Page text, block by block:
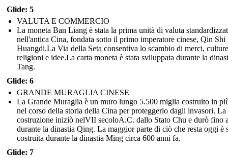
Glide: 5
VALUTA E COMMERCIO
La moneta Ban Liang è stata la prima unità di valuta
nell'antica Cina, fondata sotto il primo imperatore cinese, Qin Shi
Huangdi.La Via della Seta consentiva lo scambio di merci,
religioni e idee.La carta moneta è stata sviluppata durante la
Tang.
Glide: 6
GRANDE MURAGLIA CINESE
La Grande Muraglia è un muro lungo 5.500 miglia costruito in
nel corso della storia della Cina per proteggerlo dagli invasori. La
costruzione iniziò nelVII secoloA.C. dallo Stato Chu e durò fino
durante la dinastia Qing. La maggior parte di ciò che resta oggi è
costruita durante la dinastia Ming circa 600 anni fa.
Glide: 7